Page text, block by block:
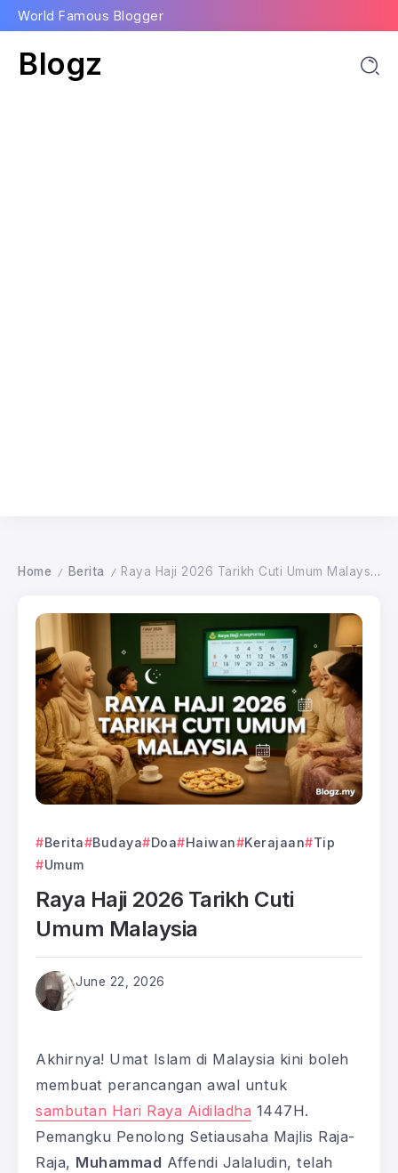
World Famous Blogger
Blogz
Home / Berita / Raya Haji 2026 Tarikh Cuti Umum Malaysia
Berita Budaya Doa Haiwan Kerajaan
Tip
Umum
Raya Haji 2026 Tarikh Cuti
Umum Malaysia
June 22, 2026
Akhirnya! Umat Islam di Malaysia kini boleh
membuat perancangan awal untuk
sambutan Hari Raya Aidiladha 1447H.
Pemangku Penolong Setiausaha Majlis Raja-
Raja, Muhammad Affendi Jalaludin, telah